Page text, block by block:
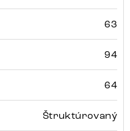
63
94
64
Štruktúrovaný